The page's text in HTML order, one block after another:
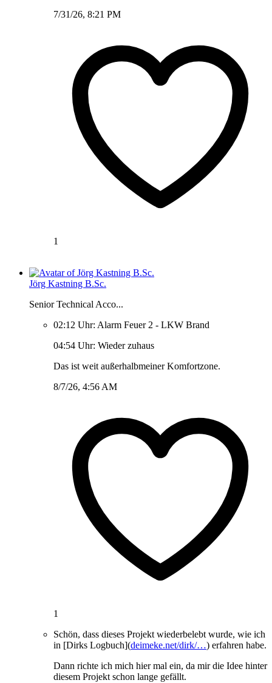
7/31/26, 8:21 PM
1
Jörg Kastning B.Sc.
Senior Technical Acco...
02:12 Uhr: Alarm Feuer 2 - LKW Brand
04:54 Uhr: Wieder zuhaus
Das ist weit außerhalbmeiner Komfortzone.
8/7/26, 4:56 AM
1
Schön, dass dieses Projekt wiederbelebt wurde, wie ich
in [Dirks Logbuch](deimeke.net/dirk/…) erfahren habe.
Dann richte ich mich hier mal ein, da mir die Idee hinter
diesem Projekt schon lange gefällt.